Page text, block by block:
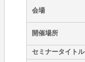
会場
開催場所
セミナータイトル